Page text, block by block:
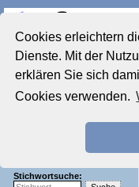
Cookies erleichtern
Dienste. Mit der
erklären Sie sich
Cookies verwenden.
Startseite
Aktuelles Forum
Film-Forum
Zeichentrick-Forum
Stichwortsuche: